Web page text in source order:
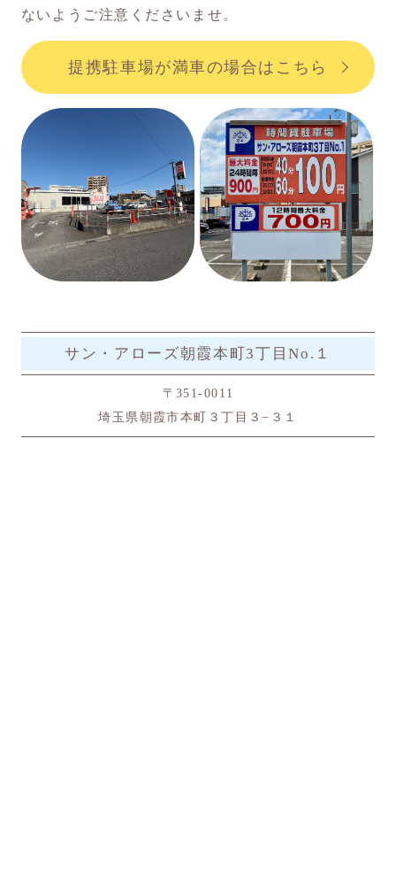
ないようご注意くださいませ。
提携駐車場が満車の場合はこちら
サン・アローズ朝霞本町3丁目No.１
〒351-0011
埼玉県朝霞市本町３丁目３−３１